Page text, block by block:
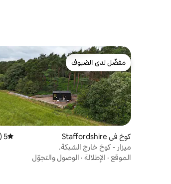
مفضّل لدى الضيوف
مفضّل لدى الضيوف
كوخ في Staffordshire متوسط5 (18)
ميزار - كوخ خارج الشبكة.
الموقع · الإطلالة · الوصول والتجوّل